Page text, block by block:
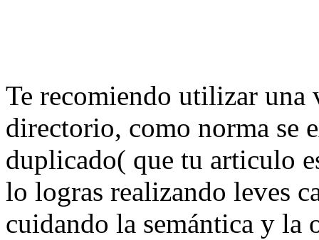
Te recomiendo utilizar una
directorio, como norma se
duplicado( que tu articulo
lo logras realizando leves
cuidando la semántica y la